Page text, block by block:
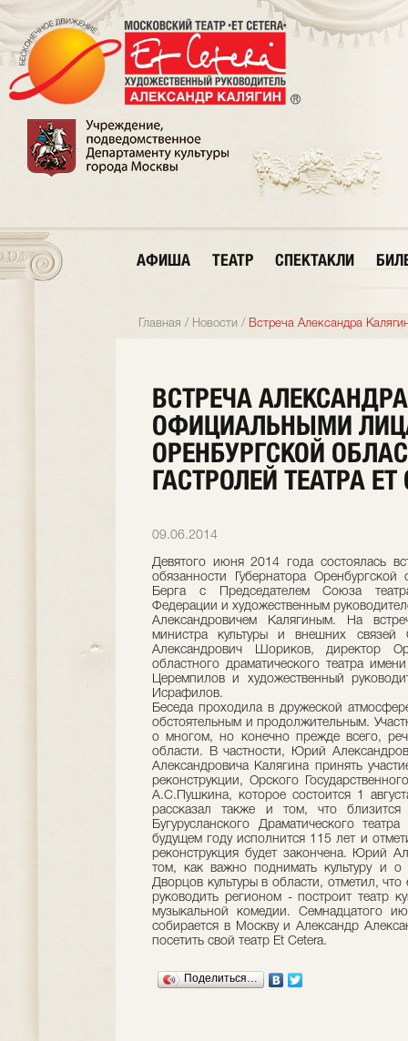
АФИША ТЕАТР СПЕКТАКЛИ
Главная / Новости / Встреча Александра
ВСТРЕЧА
ОФИЦИАЛЬНЫМИ
ОРЕНБУРГСКОЙ
ГАСТРОЛЕЙ ТЕАТРА ET
09.06.2014
Девятого июня 2014 года состоялась
обязанности Губернатора
Берга с Председателем Союза
Федерации и художественным
Александровичем Калягиным. На
министра культуры и внешних связей
Александрович Шориков, директор
областного драматического театра
Церемпилов и художественный
Исрафилов.
Беседа проходила в дружеской
обстоятельным и продолжительным.
о многом, но конечно прежде всего,
области. В частности, Юрий
Александровича Калягина принять
реконструкции, Орского
А.С.Пушкина, которое состоится 1
рассказал также и том, что близится
Бугурусланского Драматического
будущем году исполнится 115 лет и
реконструкция будет закончена. Юрий
том, как важно поднимать культуру и о
Дворцов культуры в области, отметил,
руководить регионом - построит театр
музыкальной комедии. Семнадцатого
собирается в Москву и Александр
посетить свой театр Et Cetera.
Поделиться…